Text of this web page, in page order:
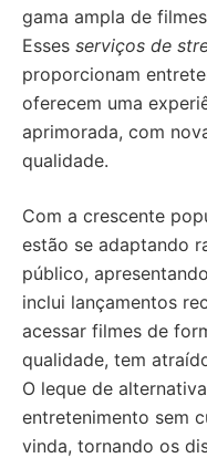
gama ampla de
Esses serviços de
proporcionam
oferecem uma
aprimorada, com
qualidade.
Com a crescente
estão se adaptando
público,
inclui lançamentos
acessar filmes de
qualidade, tem
O leque de
entretenimento sem
vinda, tornando os